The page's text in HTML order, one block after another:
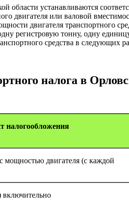
области устанавливаются
двигателя или валовой
двигателя транспортного
регистровую тонну, одну
средства в следующих
налога в
налогообложения
с мощностью двигателя (с каждой
включительно